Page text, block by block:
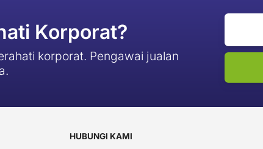
Korporat?
korporat. Pengawai jualan
HUBUNGI KAMI